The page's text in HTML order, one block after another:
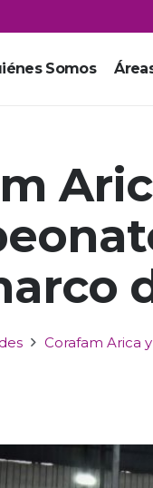
Somos
Corafam Arica